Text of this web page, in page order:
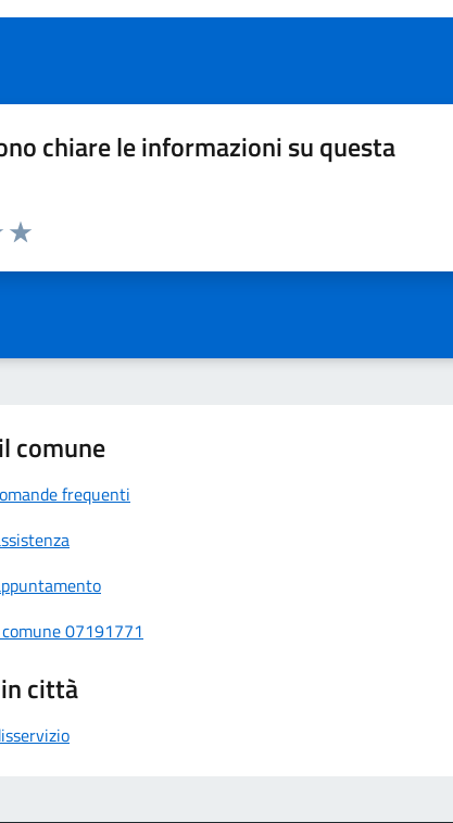
chiare le informazioni su questa
la pagina
comune
frequenti
07191771
città